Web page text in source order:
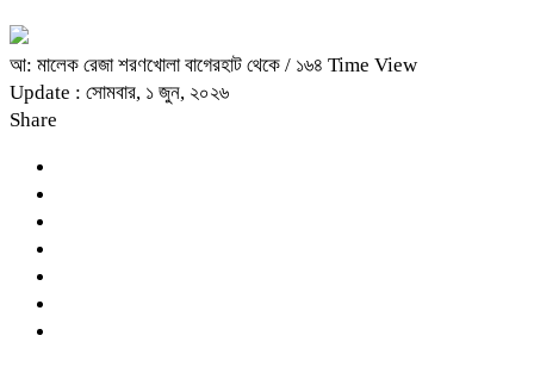
আ: মালেক রেজা শরণখোলা বাগেরহাট থেকে / ১৬৪ Time View
Update : সোমবার, ১ জুন, ২০২৬
Share